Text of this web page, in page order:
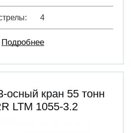
4
Подробнее
кран 55 тонн
LTM 1055-3.2